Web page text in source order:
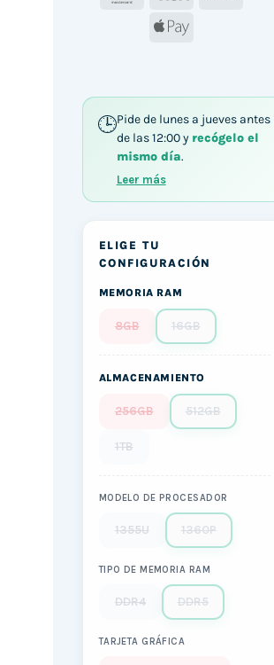
Apple
Pide de lunes a jueves antes
de las 12:00 y recógelo el
mismo día.
Leer más
ELIGE TU
CONFIGURACIÓN
MEMORIA RAM
8GB 16GB
ALMACENAMIENTO
256GB 512GB
1TB
MODELO DE PROCESADOR
1355U 1360P
TIPO DE MEMORIA RAM
DDR4 DDR5
TARJETA GRÁFICA